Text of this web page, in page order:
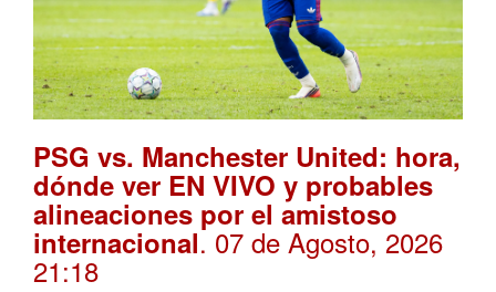
PSG vs. Manchester United: hora,
dónde ver EN VIVO y probables
alineaciones por el amistoso
internacional. 07 de Agosto, 2026
21:18